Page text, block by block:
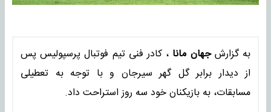
به گزارشجهان مانا ، کادر فنی تیم فوتبال پرسپولیس پس
از دیدار برابر گل گهر سیرجان و با توجه به تعطیلی
مسابقات، به بازیکنان خود سه روز استراحت داد.